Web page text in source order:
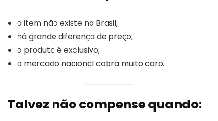
o item não existe no Brasil;
há grande diferença de preço;
o produto é exclusivo;
o mercado nacional cobra muito caro.
Talvez não compense quando: